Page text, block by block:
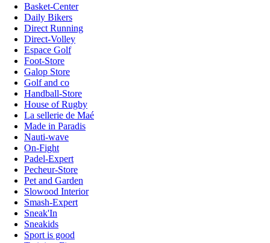
Basket-Center
Daily Bikers
Direct Running
Direct-Volley
Espace Golf
Foot-Store
Galop Store
Golf and co
Handball-Store
House of Rugby
La sellerie de Maé
Made in Paradis
Nauti-wave
On-Fight
Padel-Expert
Pecheur-Store
Pet and Garden
Slowood Interior
Smash-Expert
Sneak'In
Sneakids
Sport is good